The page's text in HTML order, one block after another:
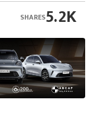
5.2K
SHARES